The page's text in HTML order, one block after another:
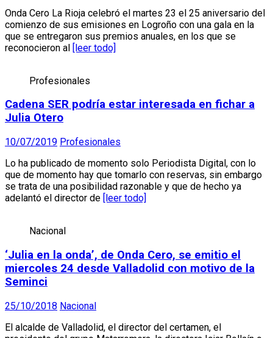
Onda Cero La Rioja celebró el martes 23 el 25 aniversario del
comienzo de sus emisiones en Logroño con una gala en la
que se entregaron sus premios anuales, en los que se
reconocieron al [leer todo]
Profesionales
Cadena SER podría estar interesada en fichar a
Julia Otero
10/07/2019 Profesionales
Lo ha publicado de momento solo Periodista Digital, con lo
que de momento hay que tomarlo con reservas, sin embargo
se trata de una posibilidad razonable y que de hecho ya
adelantó el director de [leer todo]
Nacional
‘Julia en la onda’, de Onda Cero, se emitio el
miercoles 24 desde Valladolid con motivo de la
Seminci
25/10/2018 Nacional
El alcalde de Valladolid, el director del certamen, el